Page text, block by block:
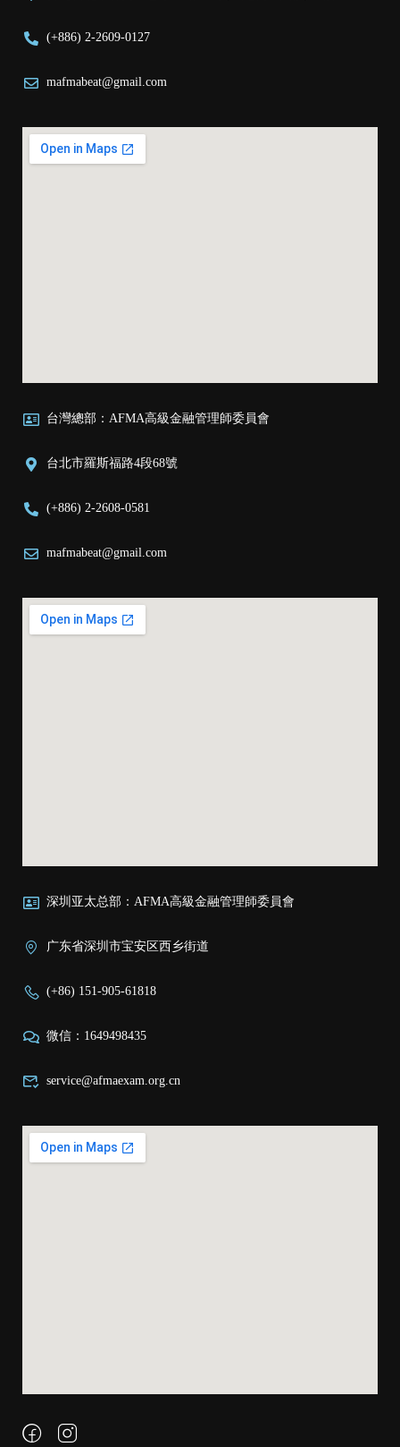
(+886) 2-2609-0127
mafmabeat@gmail.com
台灣總部：AFMA高級金融管理師委員會
台北市羅斯福路4段68號
(+886) 2-2608-0581
mafmabeat@gmail.com
深圳亚太总部：AFMA高級金融管理師委員會
广东省深圳市宝安区西乡街道
(+86) 151-905-61818
微信：1649498435
service@afmaexam.org.cn